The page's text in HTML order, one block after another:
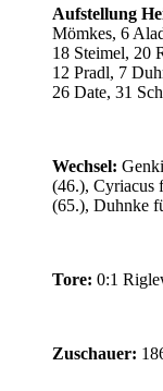
Aufstellung
Mömkes, 6
18 Steimel, 20
12 Pradl, 7
26 Date, 31
Wechsel:
(46.), Cyriacus
(65.), Duhnke
Tore: 0:1
Zuschauer: